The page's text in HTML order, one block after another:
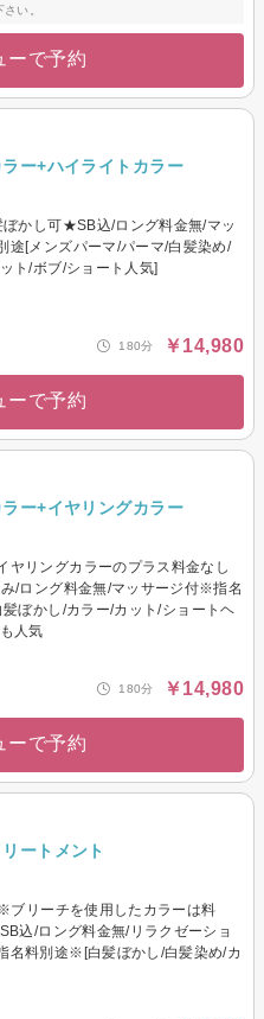
い。
ーで予約
ー+ハイライトカラー
ぼかし可★SB込/ロング料金無/マッ
途[メンズパーマ/パーマ/白髪染め/
ト/ボブ/ショート人気]
180分 ￥14,980
ーで予約
ー+イヤリングカラー
ヤリングカラーのプラス料金なし
/ロング料金無/マッサージ付※指名
ぼかし/カラー/カット/ショートヘ
人気
180分 ￥14,980
ーで予約
ートメント
ブリーチを使用したカラーは料
込/ロング料金無/リラクゼーショ
名料別途※[白髪ぼかし/白髪染め/カ